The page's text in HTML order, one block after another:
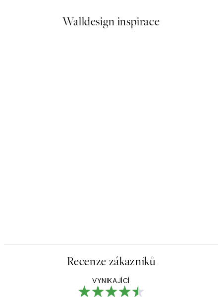
Walldesign inspirace
Recenze zákazníků
VYNIKAJÍCÍ